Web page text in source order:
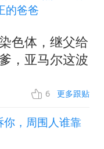
的爸爸
色体，继父给
，亚马尔这波
6 更多跟贴
你，周围人谁靠